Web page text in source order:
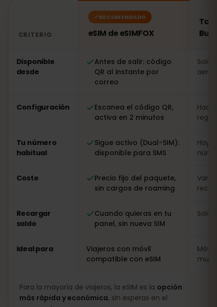
CRITERIO
RECOMENDADO
eSIM de eSIMFOX
Disponible
desde
Antes de salir: código
QR al instante por
correo
Solo
Configuración
Escanea el código QR,
activa en 2 minutos
Tu número
habitual
Sigue activo (Dual-SIM):
disponible para SMS
Hay
Coste
Precio fijo del paquete,
sin cargos de roaming
Recargar
saldo
Cuando quieras en tu
panel, sin nueva SIM
Solo
Ideal para
Viajeros con móvil
compatible con eSIM
muy
Para la mayoría de viajeros, la eSIM es la opción
más rápida y económica, sin esperas en el